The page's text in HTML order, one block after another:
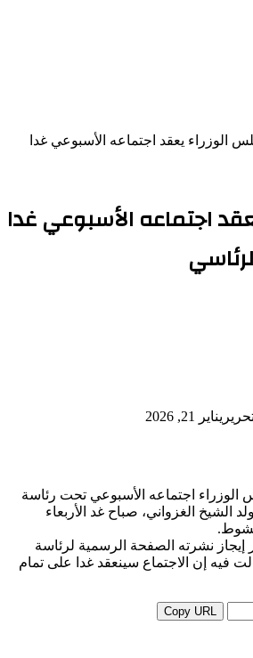
الوزراء يعقد اجتماعه الأسبوعي غدا
اجتماعه الأسبوعي غدا
يناير 21, 2026
الوزراء اجتماعه الأسبوعي تحت رئاسة
الشيخ الغزواني، صباح غد الأربعاء
إيجاز نشرته الصفحة الرسمية لرئاسة
فيه إن الاجتماع سينعقد غدا على تمام
Copy URL